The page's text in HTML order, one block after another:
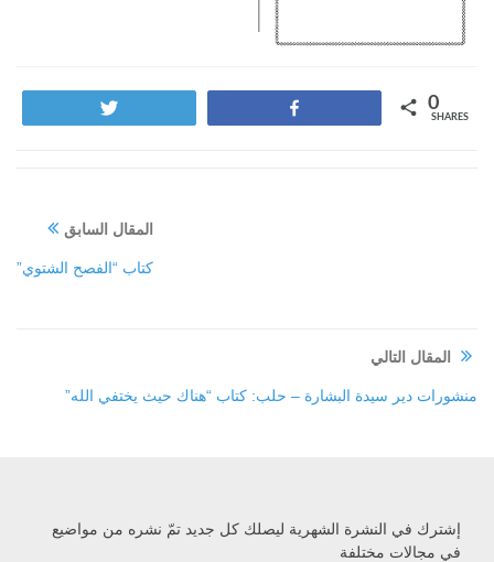
0
SHARES
المقال السابق
كتاب “الفصح الشتوي”
المقال التالي
منشورات دير سيدة البشارة – حلب: كتاب “هناك حيث يختفي الله”
إشترك في النشرة الشهرية ليصلك كل جديد تمّ نشره من مواضيع
في مجالات مختلفة